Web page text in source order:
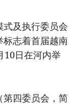
及执行委员会
标志着首届越南
10日在河内举
第四委员会，简